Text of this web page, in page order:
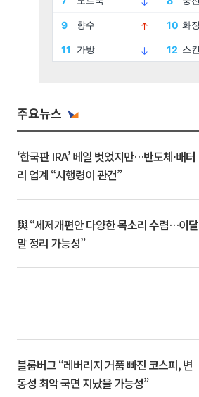
주요뉴스
‘한국판 IRA’ 베일 벗었지만…반도체·배터
리 업계 “시행령이 관건”
與 “세제개편안 다양한 목소리 수렴…이달
말 정리 가능성”
블룸버그 “레버리지 거품 빠진 코스피, 변
동성 최악 국면 지났을 가능성”